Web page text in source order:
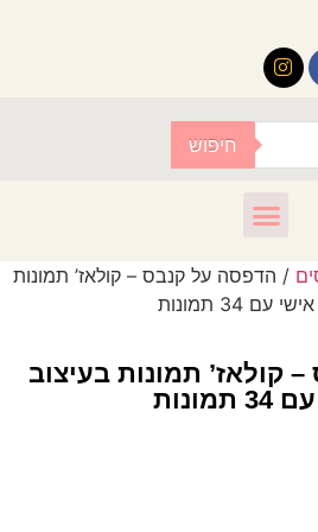
חיפוש
/ הדפסה על קנבס – קולאז’ תמונות
עם 34 תמונות
קולאז’ תמונות בעיצוב